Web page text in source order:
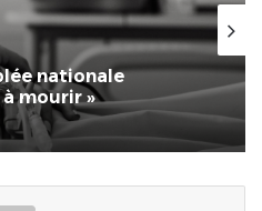
nationale
à mourir »